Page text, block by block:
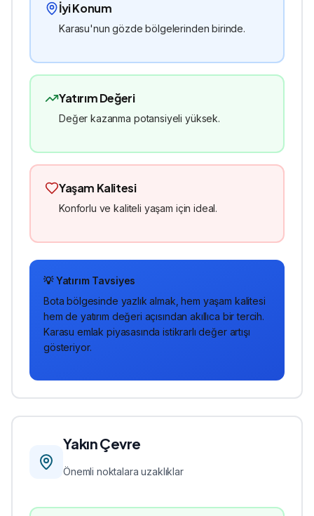
İyi Konum
Karasu'nun gözde bölgelerinden birinde.
Yatırım Değeri
Değer kazanma potansiyeli yüksek.
Yaşam Kalitesi
Konforlu ve kaliteli yaşam için ideal.
💡 Yatırım Tavsiyes
Bota bölgesinde yazlık almak, hem yaşam kalitesi
hem de yatırım değeri açısından akıllıca bir tercih.
Karasu emlak piyasasında istikrarlı değer artışı
gösteriyor.
Yakın Çevre
Önemli noktalara uzaklıklar